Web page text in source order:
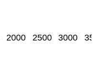
2000 2500 3000